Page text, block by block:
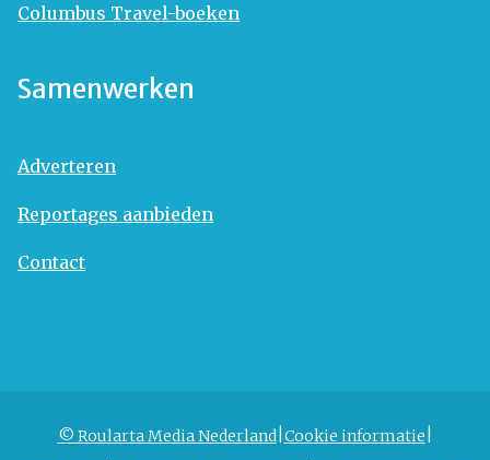
Columbus Travel-boeken
Samenwerken
Adverteren
Reportages aanbieden
Contact
© Roularta Media Nederland Cookie informatie